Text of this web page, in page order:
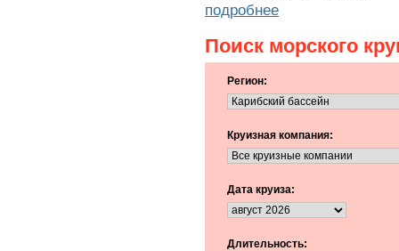
подробнее
Поиск морского
Регион:
Круизная компания:
Дата круиза:
Длительность: